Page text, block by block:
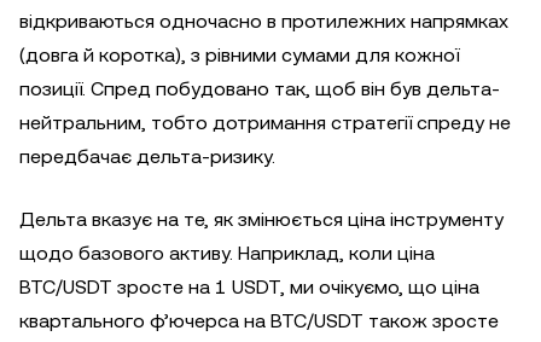
відкриваються одночасно в протилежних напрямках
(довга й коротка), з рівними сумами для кожної
позиції. Спред побудовано так, щоб він був дельта-
нейтральним, тобто дотримання стратегії спреду не
передбачає дельта-ризику.
Дельта вказує на те, як змінюється ціна інструменту
щодо базового активу. Наприклад, коли ціна
BTC/USDT зросте на 1 USDT, ми очікуємо, що ціна
квартального ф’ючерса на BTC/USDT також зросте